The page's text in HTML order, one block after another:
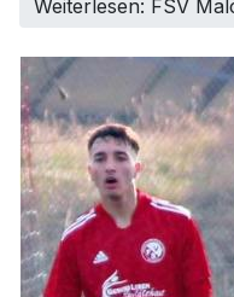
Weiterlesen: FSV